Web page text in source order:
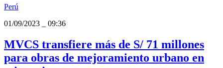
Perú
01/09/2023
09:36
MVCS transfiere más de S/ 71 millones
para obras de mejoramiento urbano en